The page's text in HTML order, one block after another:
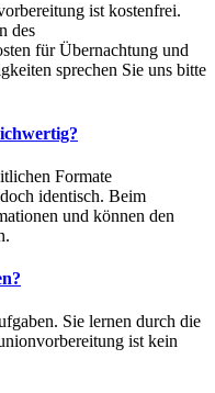
ist kostenfrei.
des
für Übernachtung und
sprechen Sie uns bitte
Formate
identisch. Beim
und können den
Sie lernen durch die
ist kein